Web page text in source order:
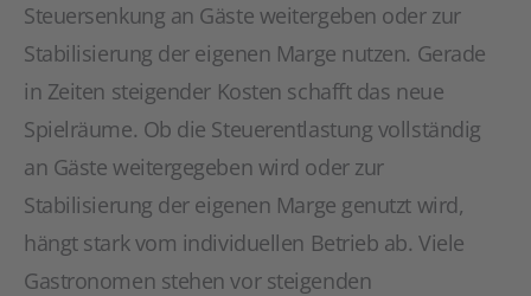
Steuersenkung an Gäste weitergeben oder zur
Stabilisierung der eigenen Marge nutzen. Gerade
in Zeiten steigender Kosten schafft das neue
Spielräume. Ob die Steuerentlastung vollständig
an Gäste weitergegeben wird oder zur
Stabilisierung der eigenen Marge genutzt wird,
hängt stark vom individuellen Betrieb ab. Viele
Gastronomen stehen vor steigenden